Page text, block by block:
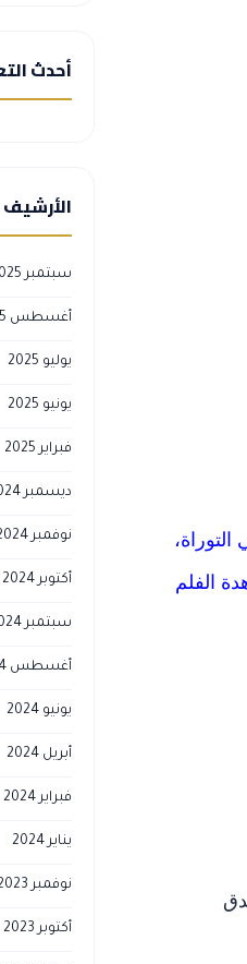
الفلم
أحدث
الأرشيف
سبتمبر 2025
أغسطس 2025
يوليو 2025
يونيو 2025
فبراير 2025
ديسمبر 2024
نوفمبر 2024
أكتوبر 2024
سبتمبر 2024
أغسطس 2024
يونيو 2024
أبريل 2024
فبراير 2024
يناير 2024
نوفمبر 2023
أكتوبر 2023